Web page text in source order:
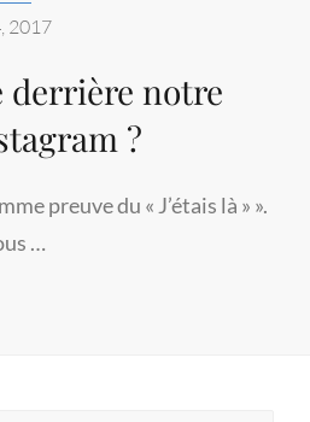
2017
derrière notre
?
preuve du « J’étais là » ».
…